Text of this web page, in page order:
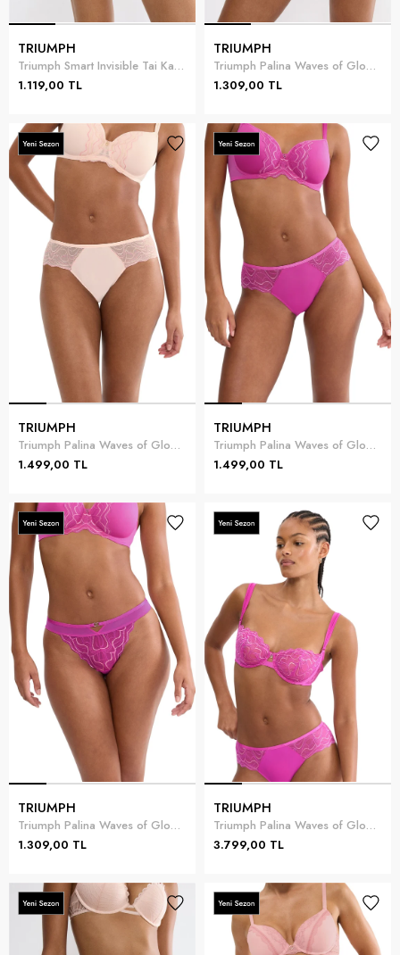
TRIUMPH
Triumph Smart Invisible Tai Kadın Külot
1.119,00 TL
TRIUMPH
Triumph Palina Waves of Glow String Kadın Külot
1.309,00 TL
TRIUMPH
Triumph Palina Waves of Glow Hipster Kadın Külot
1.499,00 TL
TRIUMPH
Triumph Palina Waves of Glow Hipster Kadın Külot Mürdüm
1.499,00 TL
TRIUMPH
Triumph Palina Waves of Glow String Kadın Külot Mürdüm
1.309,00 TL
TRIUMPH
Triumph Palina Waves of Glow WH Kadın Sütyen Mürdüm
3.799,00 TL